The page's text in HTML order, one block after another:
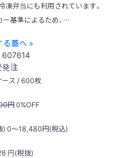
凍弁当にも利用されています。
基準によるため、…
る蓋へ »
607614
発注
ース / 600枚
円0%OFF
) 0〜18,480円(税込)
円(税抜)